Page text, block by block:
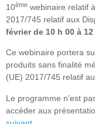
10ème webinaire relatif
2017/745 relatif aux
février de 10 h 00 à 12
Ce webinaire portera
produits sans finalité
(UE) 2017/745 relatif
Le programme n’est
accéder aux